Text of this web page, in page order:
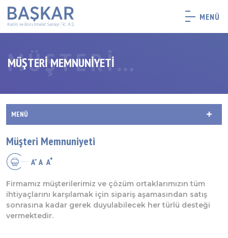
MENÜ
MÜŞTERI MEMNUNIYETI
MÜŞTERI
MEMNUNIYETI
MENÜ
KALITE POLITIKAMIZ
MÜŞTERI MEMNUNIYETI
Müşteri Memnuniyeti
A A A
Firmamız müşterilerimiz ve çözüm ortaklarımızın tüm
ihtiyaçlarını karşılamak için sipariş aşamasından satış
sonrasına kadar gerek duyulabilecek her türlü desteği
vermektedir.